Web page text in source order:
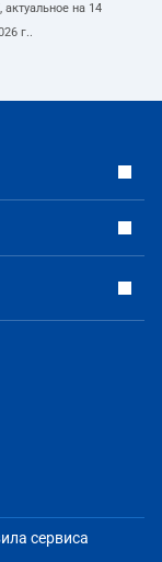
, актуальное на 14
г..
сервиса